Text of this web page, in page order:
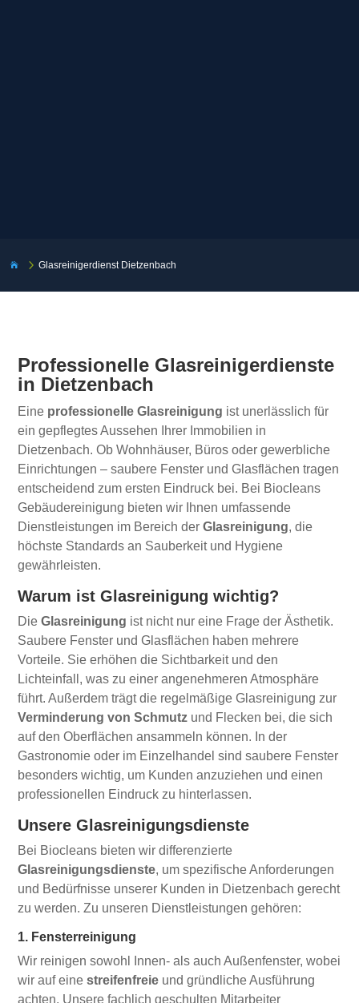
 5Glasreinigerdienst Dietzenbach
Professionelle Glasreinigerdienste
in Dietzenbach
Eine professionelle Glasreinigung ist unerlässlich für
ein gepflegtes Aussehen Ihrer Immobilien in
Dietzenbach. Ob Wohnhäuser, Büros oder gewerbliche
Einrichtungen – saubere Fenster und Glasflächen tragen
entscheidend zum ersten Eindruck bei. Bei Biocleans
Gebäudereinigung bieten wir Ihnen umfassende
Dienstleistungen im Bereich derGlasreinigung, die
höchste Standards an Sauberkeit und Hygiene
gewährleisten.
Warum ist Glasreinigung wichtig?
DieGlasreinigung ist nicht nur eine Frage der Ästhetik.
Saubere Fenster und Glasflächen haben mehrere
Vorteile. Sie erhöhen die Sichtbarkeit und den
Lichteinfall, was zu einer angenehmeren Atmosphäre
führt. Außerdem trägt die regelmäßige Glasreinigung zur
Verminderung von Schmutz und Flecken bei, die sich
auf den Oberflächen ansammeln können. In der
Gastronomie oder im Einzelhandel sind saubere Fenster
besonders wichtig, um Kunden anzuziehen und einen
professionellen Eindruck zu hinterlassen.
Unsere Glasreinigungsdienste
Bei Biocleans bieten wir differenzierte
Glasreinigungsdienste, um spezifische Anforderungen
und Bedürfnisse unserer Kunden in Dietzenbach gerecht
zu werden. Zu unseren Dienstleistungen gehören:
1. Fensterreinigung
Wir reinigen sowohl Innen- als auch Außenfenster, wobei
wir auf einestreifenfreie und gründliche Ausführung
achten. Unsere fachlich geschulten Mitarbeiter